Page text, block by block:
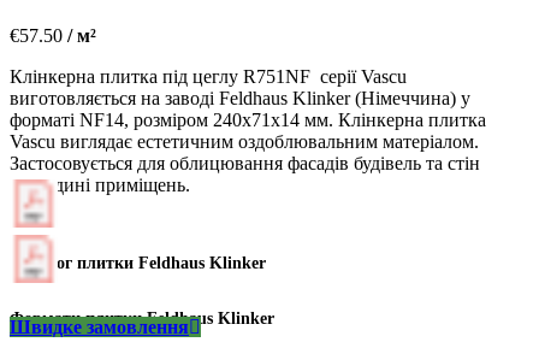
€57.50 / м²
Клінкерна плитка під цеглу R751NF серії Vascu
виготовляється на заводі Feldhaus Klinker (Німеччина) у
форматі NF14, розміром 240х71х14 мм. Клінкерна плитка
Vascu виглядає естетичним оздоблювальним матеріалом.
Застосовується для облицювання фасадів будівель та стін
усередині приміщень.
Каталог плитки Feldhaus Klinker
Формати плитки Feldhaus Klinker
Швидке замовлення